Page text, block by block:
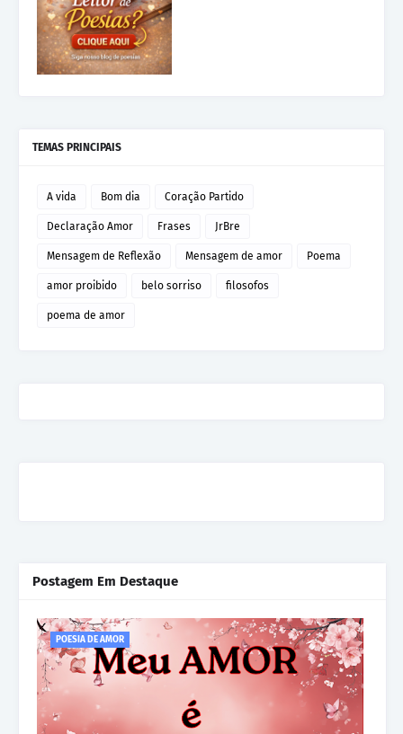
TEMAS PRINCIPAIS
A vida Bom dia Coração Partido
Declaração Amor Frases JrBre
Mensagem de Reflexão Mensagem de amor Poema
amor proibido belo sorriso filosofos
poema de amor
Postagem Em Destaque
POESIA DE AMOR